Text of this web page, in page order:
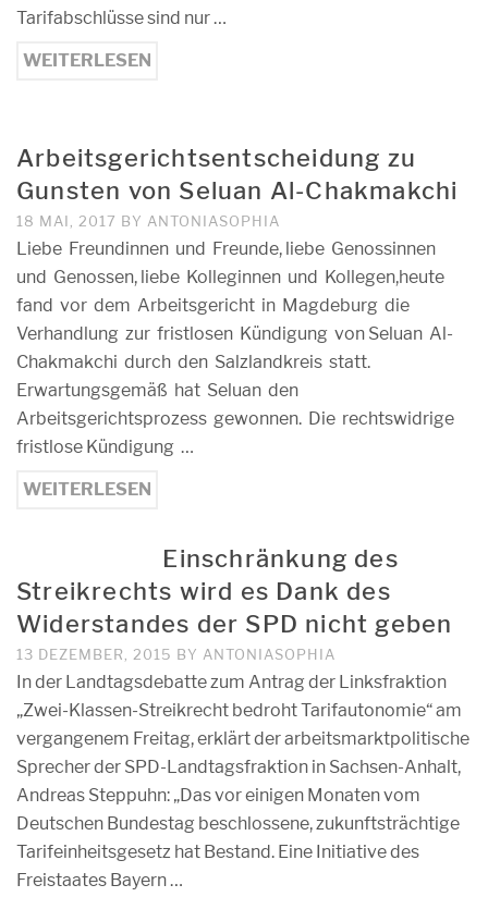
Tarifabschlüsse sind nur …
WEITERLESEN
Arbeitsgerichtsentscheidung zu
Gunsten von Seluan Al-Chakmakchi
18 MAI, 2017 BY ANTONIASOPHIA
Liebe Freundinnen und Freunde, liebe Genossinnen
und Genossen, liebe Kolleginnen und Kollegen,heute
fand vor dem Arbeitsgericht in Magdeburg die
Verhandlung zur fristlosen Kündigung von Seluan Al-
Chakmakchi durch den Salzlandkreis statt.
Erwartungsgemäß hat Seluan den
Arbeitsgerichtsprozess gewonnen. Die rechtswidrige
fristlose Kündigung …
WEITERLESEN
Einschränkung des
Streikrechts wird es Dank des
Widerstandes der SPD nicht geben
13 DEZEMBER, 2015 BY ANTONIASOPHIA
In der Landtagsdebatte zum Antrag der Linksfraktion
„Zwei-Klassen-Streikrecht bedroht Tarifautonomie“ am
vergangenem Freitag, erklärt der arbeitsmarktpolitische
Sprecher der SPD-Landtagsfraktion in Sachsen-Anhalt,
Andreas Steppuhn: „Das vor einigen Monaten vom
Deutschen Bundestag beschlossene, zukunftsträchtige
Tarifeinheitsgesetz hat Bestand. Eine Initiative des
Freistaates Bayern …